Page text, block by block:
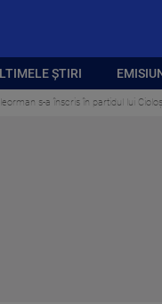
ȘTIRI
s-a înscris în partidul lui